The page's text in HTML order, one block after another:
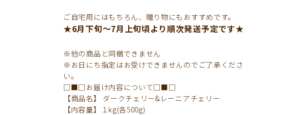
ご自宅用にはもちろん、贈り物にもおすすめです。
★6月下旬～7月上旬頃より順次発送予定です★
※他の商品と同梱できません
※お日にち指定はお受けできませんのでご了承くださ
い。
□■□お届け内容について□■□
【商品名】 ダークチェリー&レーニアチェリー
【内容量】１kg(各500g)